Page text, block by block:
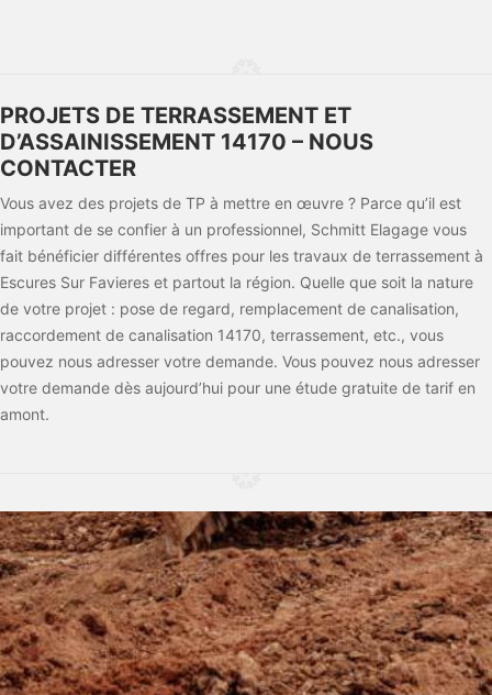
PROJETS DE TERRASSEMENT ET
D’ASSAINISSEMENT 14170 – NOUS
CONTACTER
Vous avez des projets de TP à mettre en œuvre ? Parce qu’il est
important de se confier à un professionnel, Schmitt Elagage vous
fait bénéficier différentes offres pour les travaux de terrassement à
Escures Sur Favieres et partout la région. Quelle que soit la nature
de votre projet : pose de regard, remplacement de canalisation,
raccordement de canalisation 14170, terrassement, etc., vous
pouvez nous adresser votre demande. Vous pouvez nous adresser
votre demande dès aujourd’hui pour une étude gratuite de tarif en
amont.